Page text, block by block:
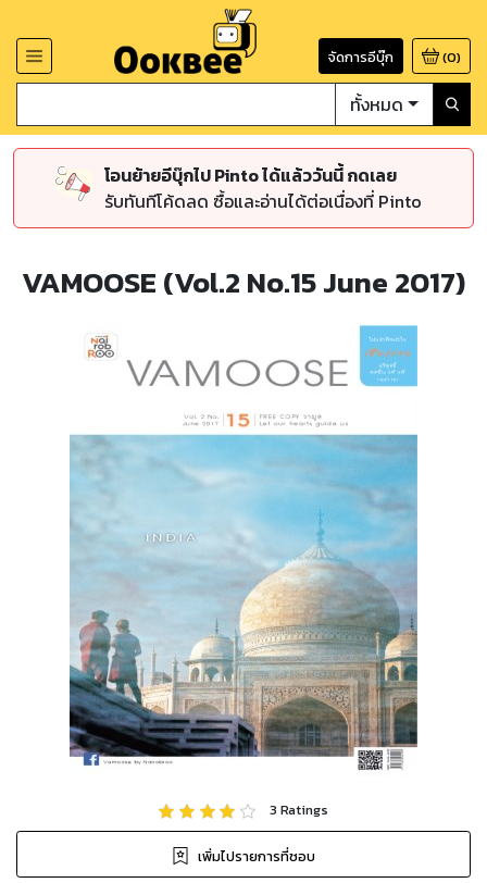
จัดการอีบุ๊ก (0)
ทั้งหมด
โอนย้ายอีบุ๊กไป Pinto ได้แล้ววันนี้ กดเลย
รับทันทีโค้ดลด ซื้อและอ่านได้ต่อเนื่องที่ Pinto
VAMOOSE (Vol.2 No.15 June 2017)
3 Ratings
เพิ่มไปรายการที่ชอบ